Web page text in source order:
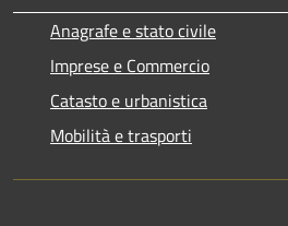
Anagrafe e stato civile
Imprese e Commercio
Catasto e urbanistica
Mobilità e trasporti